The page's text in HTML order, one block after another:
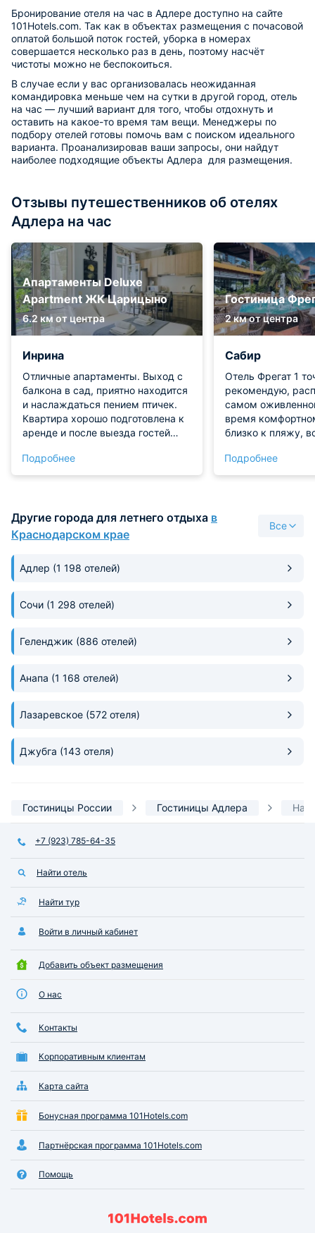
Бронирование отеля на час в Адлере доступно на сайте
101Hotels.com. Так как в объектах размещения с почасовой
оплатой большой поток гостей, уборка в номерах
совершается несколько раз в день, поэтому насчёт
чистоты можно не беспокоиться.
В случае если у вас организовалась неожиданная
командировка меньше чем на сутки в другой город, отель
на час — лучший вариант для того, чтобы отдохнуть и
оставить на какое-то время там вещи. Менеджеры по
подбору отелей готовы помочь вам с поиском идеального
варианта. Проанализировав ваши запросы, они найдут
наиболее подходящие объекты Адлера для размещения.
Отзывы путешественников об отелях
Адлера на час
Апартаменты Deluxe
Apartment ЖК Царицыно
6.2 км от центра
Инрина
Отличные апартаменты. Выход с
балкона в сад, приятно находится
и наслаждаться пением птичек.
Квартира хорошо подготовлена к
аренде и после выезда гостей
перед заселением. Имеются
запасы хозтоваров и для душа.
что еще нужно-то на морском
курорте?
Подробнее
Гостиница
2 км от центра
Сабир
Отель Фрегат 1
рекомендую,
самом
время
близко к пляжу,
надо! Персонал
Светлана
убирала номер,
Подробнее
Другие города для летнего отдыха в
Краснодарском крае
Все
Адлер (1 198 отелей)
Сочи (1 298 отелей)
Геленджик (886 отелей)
Анапа (1 168 отелей)
Лазаревское (572 отеля)
Джубга (143 отеля)
Гостиницы России Гостиницы Адлера На
+7 (923) 785-64-35
Найти отель
Найти тур
Войти в личный кабинет
Добавить объект размещения
О нас
Контакты
Корпоративным клиентам
Карта сайта
Бонусная программа 101Hotels.com
Партнёрская программа 101Hotels.com
Помощь